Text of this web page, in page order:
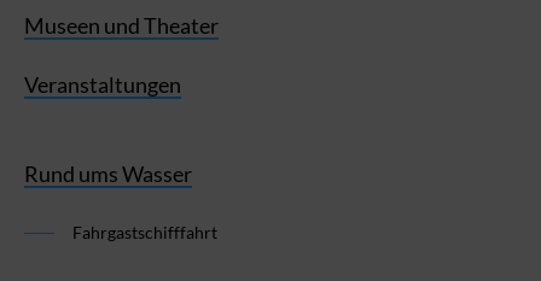
Museen und Theater
Veranstaltungen
Rund ums Wasser
Fahrgastschifffahrt